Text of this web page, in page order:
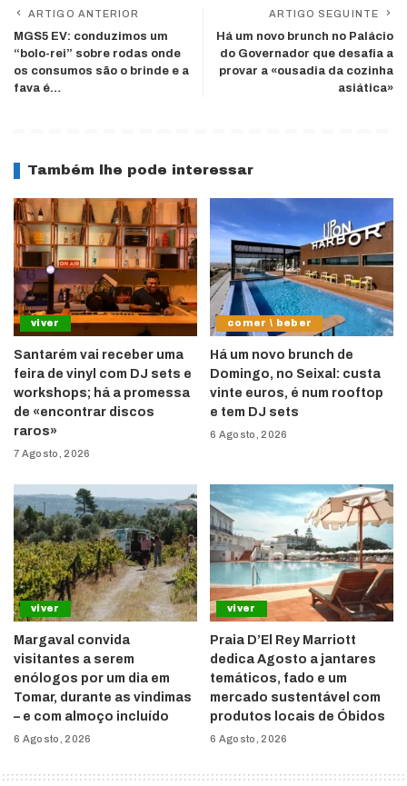
ARTIGO ANTERIOR
MGS5 EV: conduzimos um
“bolo-rei” sobre rodas onde
os consumos são o brinde e a
fava é…
ARTIGO SEGUINTE
Há um novo brunch no Palácio
do Governador que desafia a
provar a «ousadia da cozinha
asiática»
Também lhe pode interessar
viver
Santarém vai receber uma
feira de vinyl com DJ sets e
workshops; há a promessa
de «encontrar discos
raros»
7 Agosto, 2026
comer \ beber
Há um novo brunch de
Domingo, no Seixal: custa
vinte euros, é num rooftop
e tem DJ sets
6 Agosto, 2026
viver
Margaval convida
visitantes a serem
enólogos por um dia em
Tomar, durante as vindimas
– e com almoço incluído
6 Agosto, 2026
viver
Praia D’El Rey Marriott
dedica Agosto a jantares
temáticos, fado e um
mercado sustentável com
produtos locais de Óbidos
6 Agosto, 2026